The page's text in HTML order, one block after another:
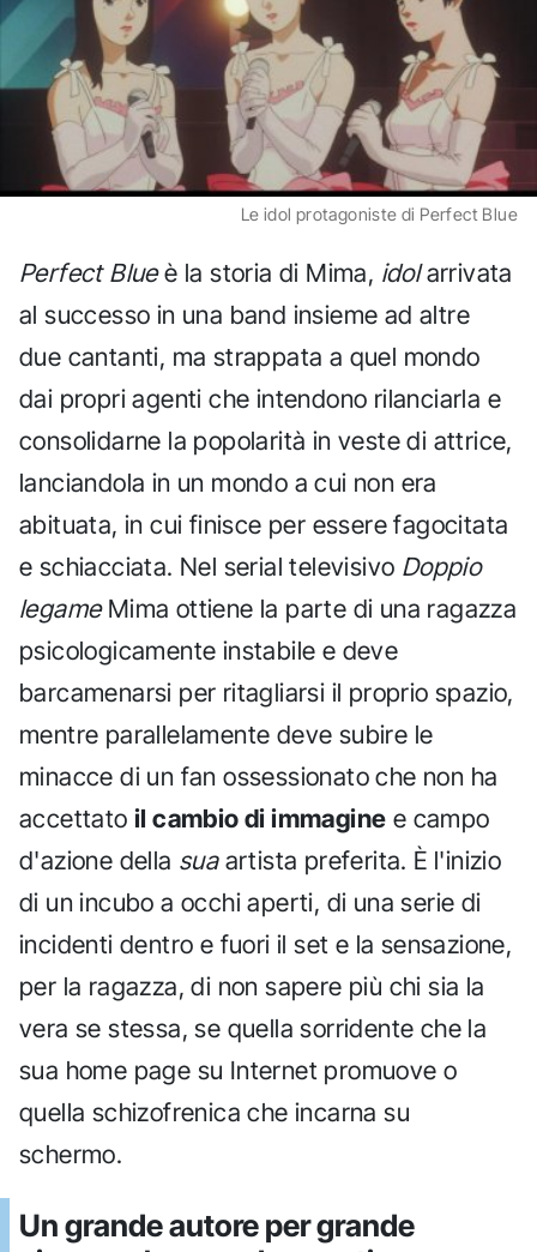
Le idol protagoniste di Perfect Blue
Perfect Blueè la storia di Mima, idolarrivata
al successo in una band insieme ad altre
due cantanti, ma strappata a quel mondo
dai propri agenti che intendono rilanciarla e
consolidarne la popolarità in veste di attrice,
lanciandola in un mondo a cui non era
abituata, in cui finisce per essere fagocitata
e schiacciata. Nel serial televisivo Doppio
legameMima ottiene la parte di una ragazza
psicologicamente instabile e deve
barcamenarsi per ritagliarsi il proprio spazio,
mentre parallelamente deve subire le
minacce di un fan ossessionato che non ha
accettatoil cambio di immagine e campo
d'azione della suaartista preferita. È l'inizio
di un incubo a occhi aperti, di una serie di
incidenti dentro e fuori il set e la sensazione,
per la ragazza, di non sapere più chi sia la
vera se stessa, se quella sorridente che la
sua home page su Internet promuove o
quella schizofrenica che incarna su
schermo.
Un grande autore per grande